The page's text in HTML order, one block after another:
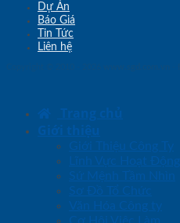
Dự Án
Báo Giá
Tin Tức
Liên hệ
Trang chủ
Giới thiệu
Giới Thiệu Công Ty
Lĩnh Vực Hoạt Động
Sứ Mệnh Tầm Nhìn
Sơ Đồ Tổ Chức
Văn Hóa Công ty